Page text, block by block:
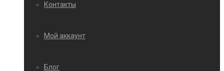
Контакты
Мой аккаунт
Блог